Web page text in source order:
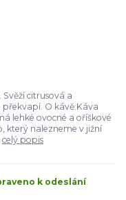
citrusová a
překvapí. O kávě:Káva
lehké ovocné a oříškové
který nalezneme v jižní
celý popis
k odeslání